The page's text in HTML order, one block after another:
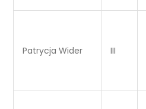
Patrycja Wider III